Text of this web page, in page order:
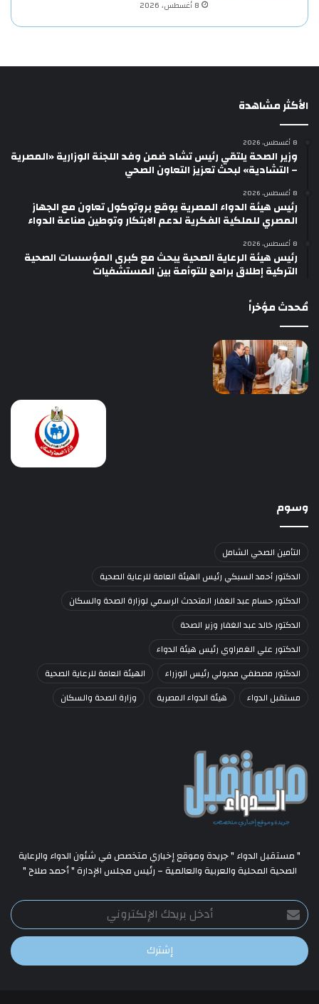
8 أغسطس، 2026
الأكثر مشاهدة
8 أغسطس، 2026
وزير الصحة يلتقي رئيس تشاد ضمن وفد اللجنة الوزارية «المصرية
– التشادية» لبحث تعزيز التعاون الصحي
8 أغسطس، 2026
رئيس هيئة الدواء المصرية يوقع بروتوكول تعاون مع الجهاز
المصري للملكية الفكرية لدعم الابتكار وتوطين صناعة الدواء
8 أغسطس، 2026
رئيس هيئة الرعاية الصحية يبحث مع كبرى المؤسسات الصحية
التركية إطلاق برامج للتوأمة بين المستشفيات
مُحدث مؤخراً
وسوم
التأمين الصحي الشامل
الدكتور أحمد السبكي رئيس الهيئة العامة للرعاية الصحية
الدكتور حسام عبد الغفار المتحدث الرسمي لوزارة الصحة والسكان
الدكتور خالد عبد الغفار وزير الصحة
الدكتور علي الغمراوي رئيس هيئة الدواء
الدكتور مصطفي مدبولي رئيس الوزراء
الهيئة العامة للرعاية الصحية
مستقبل الدواء
هيئة الدواء المصرية وزارة الصحة والسكان
" مستقبل الدواء " جريدة وموقع إخباري متخصص في شئون الدواء والرعاية
الصحية المحلية والعربية والعالمية – رئيس مجلس الإدارة " أحمد صلاح "
أدخل
بريدك
الإلكتروني